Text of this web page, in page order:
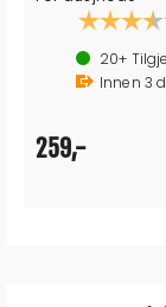
Karakter:
20+
Innen 3
259,-